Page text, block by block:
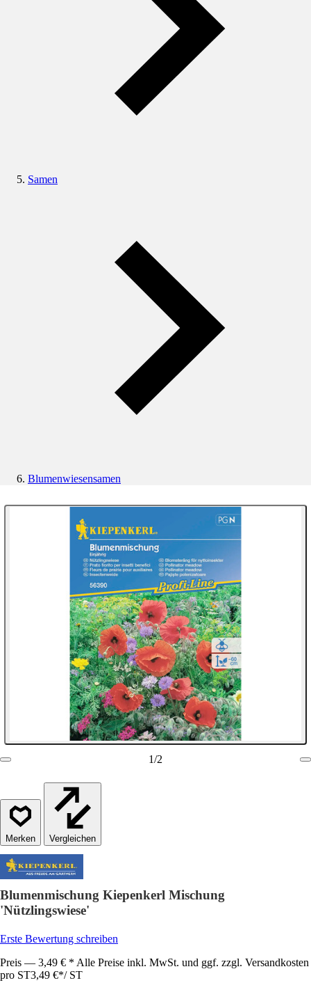
Samen
Blumenwiesensamen
1/2
Vergleichen
Blumenmischung Kiepenkerl Mischung
'Nützlingswiese'
Erste Bewertung schreiben
Preis — 3,49 € * Alle Preise inkl. MwSt. und ggf. zzgl. Versandkosten
pro ST3,49 €*/ ST